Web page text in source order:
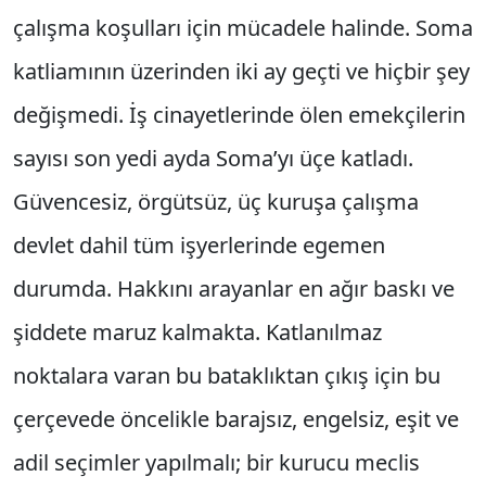
çalışma koşulları için mücadele halinde. Soma
katliamının üzerinden iki ay geçti ve hiçbir şey
değişmedi. İş cinayetlerinde ölen emekçilerin
sayısı son yedi ayda Soma’yı üçe katladı.
Güvencesiz, örgütsüz, üç kuruşa çalışma
devlet dahil tüm işyerlerinde egemen
durumda. Hakkını arayanlar en ağır baskı ve
şiddete maruz kalmakta. Katlanılmaz
noktalara varan bu bataklıktan çıkış için bu
çerçevede öncelikle barajsız, engelsiz, eşit ve
adil seçimler yapılmalı; bir kurucu meclis